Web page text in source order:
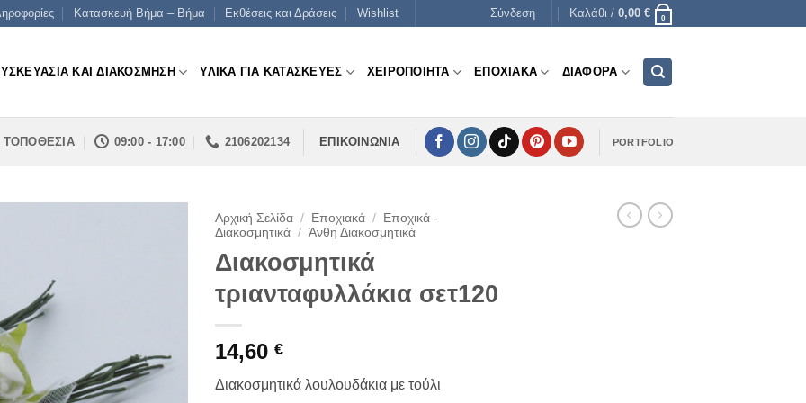
Κατασκευή Βήμα – Βήμα Εκθέσεις και Δράσεις Wishlist Σύνδεση Καλάθι / 0,00 € 0
ΚΑΙ ΔΙΑΚΟΣΜΗΣΗ ΥΛΙΚΑ ΓΙΑ ΚΑΤΑΣΚΕΥΕΣ ΧΕΙΡΟΠΟΙΗΤΑ ΕΠΟΧΙΑΚΑ ΔΙΑΦΟΡΑ
ΤΟΠΟΘΕΣΙΑ 09:00 - 17:00 2106202134 ΕΠΙΚΟΙΝΩΝΙΑ PORTFOLIO
Αρχική Σελίδα / Εποχιακά /
Εποχικά -
Διακοσμητικά / Άνθη Διακοσμητικά
Διακοσμητικά
τριανταφυλλάκια σετ120
14,60 €
Διακοσμητικά λουλουδάκια με τούλι